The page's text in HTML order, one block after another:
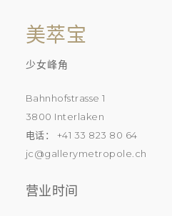
美萃宝
少女峰角
Bahnhofstrasse 1
3800 Interlaken
电话： +41 33 823 80 64
jc@gallerymetropole.ch
营业时间